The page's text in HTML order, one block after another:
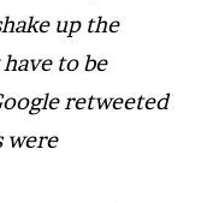
up the
to be
retweeted
were